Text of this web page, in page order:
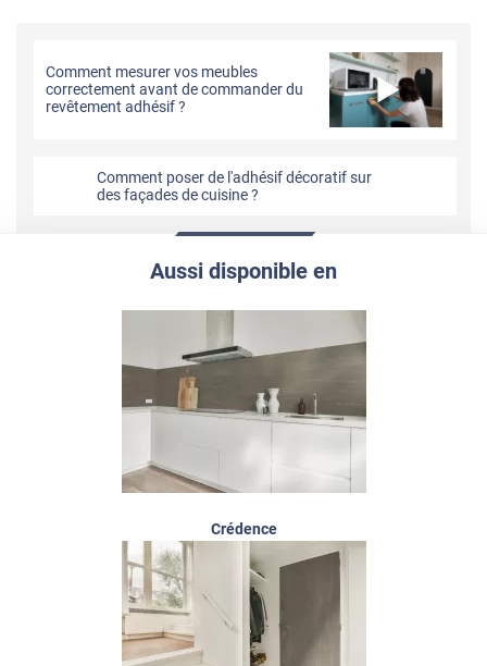
Comment mesurer vos meubles
correctement avant de commander du
revêtement adhésif ?
Comment poser de l'adhésif décoratif sur
des façades de cuisine ?
Aussi disponible en
Crédence